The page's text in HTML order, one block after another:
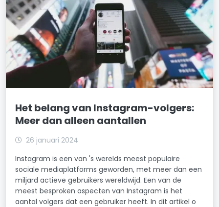
Het belang van Instagram-volgers:
Meer dan alleen aantallen
26 januari 2024
Instagram is een van 's werelds meest populaire
sociale mediaplatforms geworden, met meer dan een
miljard actieve gebruikers wereldwijd. Een van de
meest besproken aspecten van Instagram is het
aantal volgers dat een gebruiker heeft. In dit artikel o